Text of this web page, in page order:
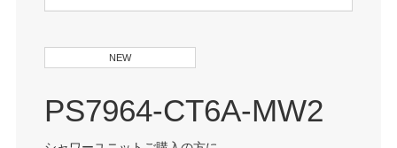
NEW
PS7964-CT6A-MW2